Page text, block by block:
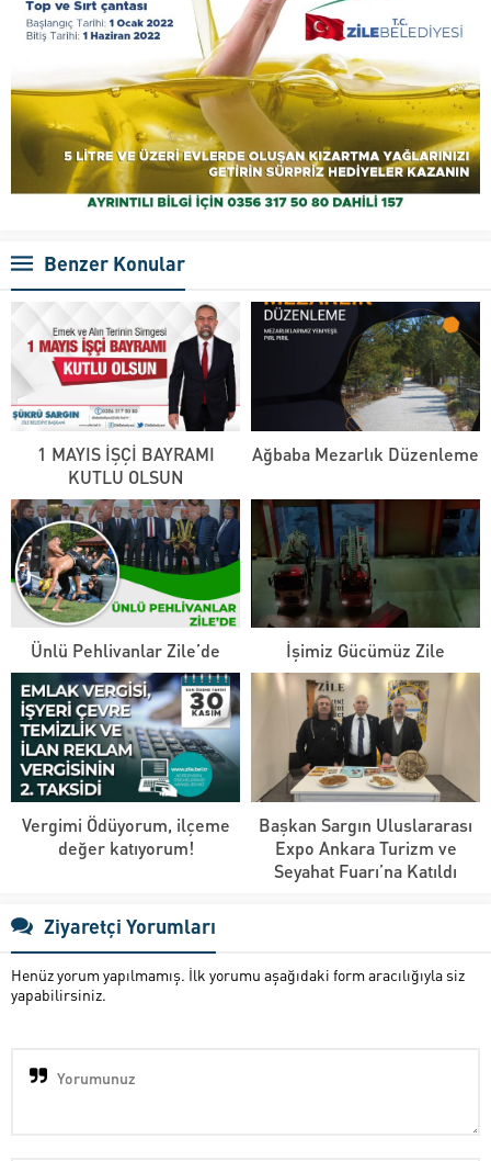
Benzer Konular
1 MAYIS İŞÇİ BAYRAMI
KUTLU OLSUN
Ağbaba Mezarlık Düzenleme
Ünlü Pehlivanlar Zile’de İşimiz Gücümüz Zile
Vergimi Ödüyorum, ilçeme
değer katıyorum!
Başkan Sargın Uluslararası
Expo Ankara Turizm ve
Seyahat Fuarı’na Katıldı
Ziyaretçi Yorumları
Henüz yorum yapılmamış. İlk yorumu aşağıdaki form aracılığıyla siz
yapabilirsiniz.